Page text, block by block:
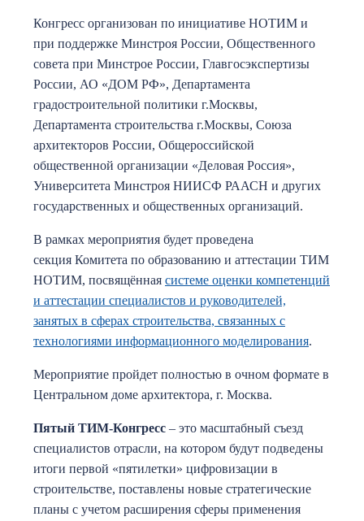
Конгресс организован по инициативе НОТИМ и
при поддержке Минстроя России, Общественного
совета при Минстрое России, Главгосэкспертизы
России, АО «ДОМ РФ», Департамента
градостроительной политики г.Москвы,
Департамента строительства г.Москвы, Союза
архитекторов России, Общероссийской
общественной организации «Деловая Россия»,
Университета Минстроя НИИСФ РААСН и других
государственных и общественных организаций.
В рамках мероприятия будет проведена
секция Комитета по образованию и аттестации ТИМ
НОТИМ, посвящённая системе оценки компетенций
и аттестации специалистов и руководителей,
занятых в сферах строительства, связанных с
технологиями информационного моделирования.
Мероприятие пройдет полностью в очном формате в
Центральном доме архитектора, г. Москва.
Пятый ТИМ-Конгресс – это масштабный съезд
специалистов отрасли, на котором будут подведены
итоги первой «пятилетки» цифровизации в
строительстве, поставлены новые стратегические
планы с учетом расширения сферы применения